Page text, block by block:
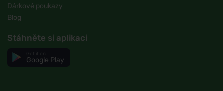
Dárkové poukazy
Blog
Stáhněte si aplikaci
Google Play